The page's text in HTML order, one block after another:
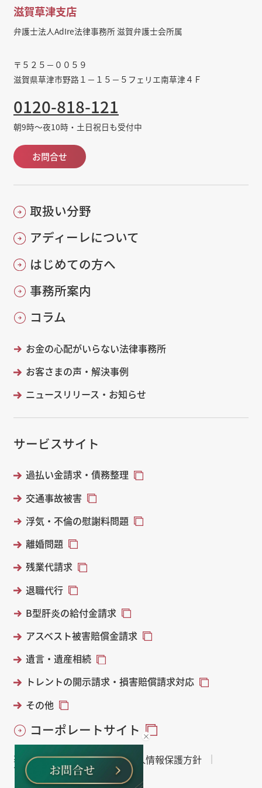
滋賀草津支店
弁護士法人AdIre法律事務所 滋賀弁護士会所属
〒５２５－００５９
滋賀県草津市野路１－１５－５フェリエ南草津４Ｆ
0120-818-121
朝9時～夜10時・土日祝日も受付中
お問合せ
取扱い分野
アディーレについて
はじめての方へ
事務所案内
コラム
お金の心配がいらない法律事務所
お客さまの声・解決事例
ニュースリリース・お知らせ
サービスサイト
過払い金請求・債務整理
交通事故被害
浮気・不倫の慰謝料問題
離婚問題
残業代請求
退職代行
B型肝炎の給付金請求
アスベスト被害賠償金請求
遺言・遺産相続
トレントの開示請求・損害賠償請求対応
その他
コーポレートサイト
著作権・免責について 個人情報保護方針
サイトマップ